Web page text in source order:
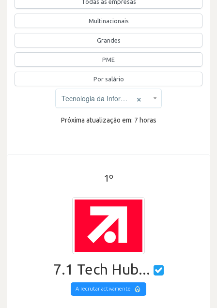
Todas as empresas
Multinacionais
Grandes
PME
Por salário
×
Tecnologia da Informação
Próxima atualização em: 7 horas
1º
7.1 Tech Hub...
A recrutar activamente